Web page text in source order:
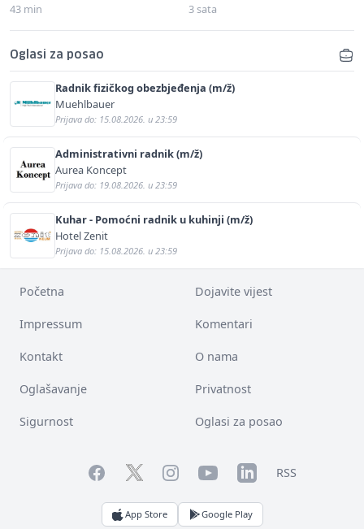
43 min 3 sata
Oglasi za posao
Radnik fizičkog obezbjeđenja (m/ž)
Muehlbauer
Prijava do: 15.08.2026. u 23:59
Administrativni radnik (m/ž)
Aurea Koncept
Prijava do: 19.08.2026. u 23:59
Kuhar - Pomoćni radnik u kuhinji (m/ž)
Hotel Zenit
Prijava do: 15.08.2026. u 23:59
Početna Dojavite vijest
Impressum Komentari
Kontakt O nama
Oglašavanje Privatnost
Sigurnost Oglasi za posao
FacebookTwitterInstagramYouTubeLinkedInRSS
App Store Google Play